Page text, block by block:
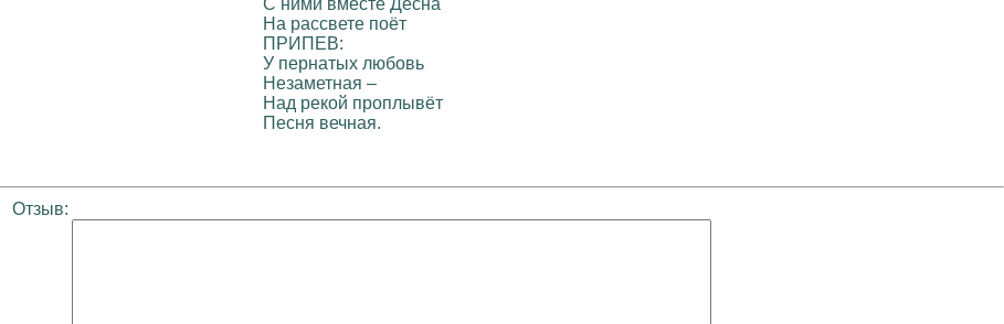
На рассвете поёт
ПРИПЕВ:
У пернатых любовь
Незаметная –
Над рекой проплывёт
Песня вечная.
Отзыв: